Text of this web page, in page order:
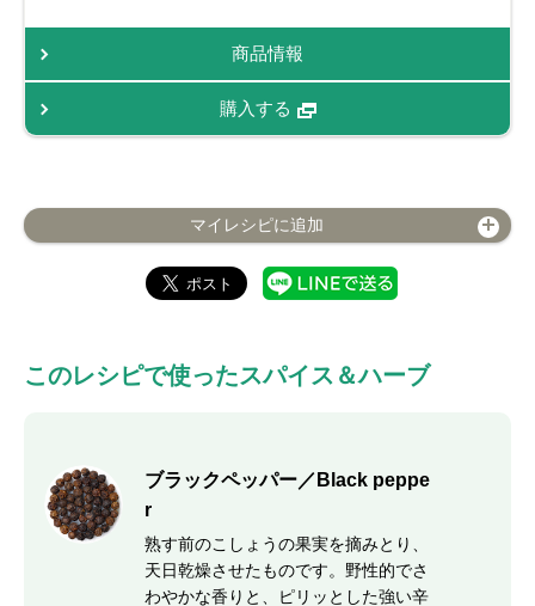
商品情報
購入する
マイレシピに追加
このレシピで使ったスパイス＆ハーブ
ブラックペッパー／Black peppe
r
熟す前のこしょうの果実を摘みとり、
天日乾燥させたものです。野性的でさ
わやかな香りと、ピリッとした強い辛